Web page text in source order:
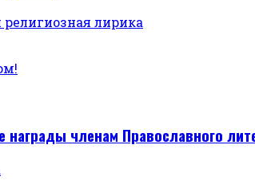
лирика
членам Православного